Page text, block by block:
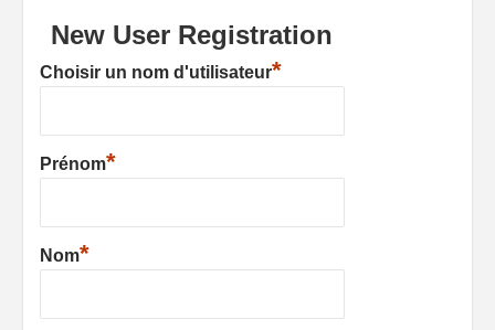
New User Registration
Choisir un nom d'utilisateur*
Prénom*
Nom*